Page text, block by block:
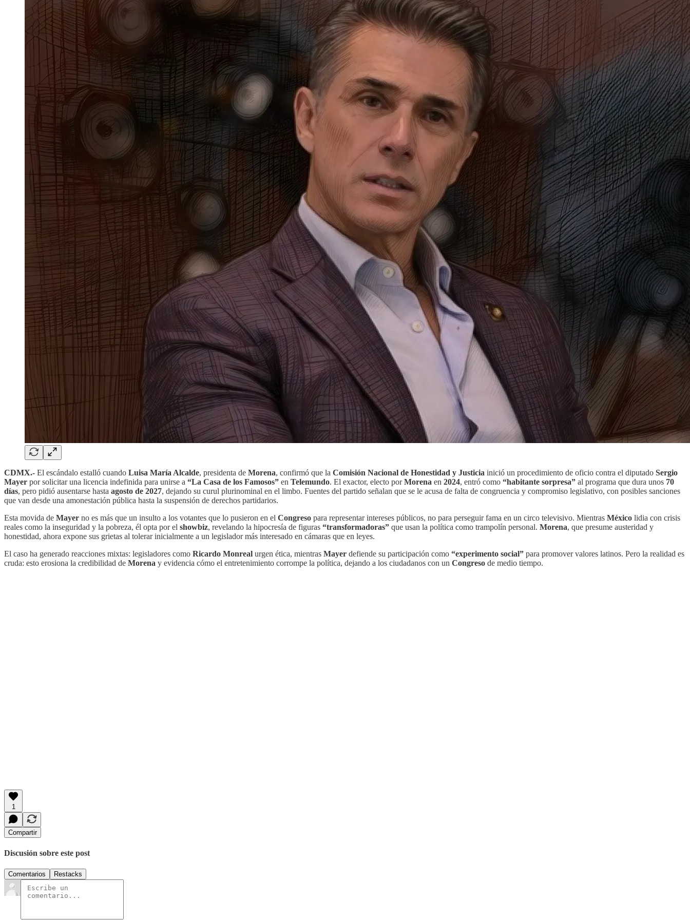
CDMX.- El escándalo estalló cuando Luisa María Alcalde, presidenta de Morena, confirmó que la Comisión Nacional de Honestidad y Justicia inició un procedimiento de oficio contra el diputado Sergio
Mayer por solicitar una licencia indefinida para unirse a “La Casa de los Famosos” en Telemundo. El exactor, electo porMorena en 2024, entró como “habitante sorpresa” al programa que dura unos 70
días, pero pidió ausentarse hasta agosto de 2027, dejando su curul plurinominal en el limbo. Fuentes del partido señalan que se le acusa de falta de congruencia y compromiso legislativo, con posibles sanciones
que van desde una amonestación pública hasta la suspensión de derechos partidarios.
Esta movida de Mayer no es más que un insulto a los votantes que lo pusieron en el Congreso para representar intereses públicos, no para perseguir fama en un circo televisivo. Mientras México lidia con crisis
reales como la inseguridad y la pobreza, él opta por el showbiz, revelando la hipocresía de figuras “transformadoras” que usan la política como trampolín personal. Morena, que presume austeridad y
honestidad, ahora expone sus grietas al tolerar inicialmente a un legislador más interesado en cámaras que en leyes.
El caso ha generado reacciones mixtas: legisladores como Ricardo Monreal urgen ética, mientras Mayer defiende su participación como “experimento social” para promover valores latinos. Pero la realidad es
cruda: esto erosiona la credibilidad de Morena y evidencia cómo el entretenimiento corrompe la política, dejando a los ciudadanos con un Congreso de medio tiempo.
1
Compartir
Discusión sobre este post
Comentarios Restacks